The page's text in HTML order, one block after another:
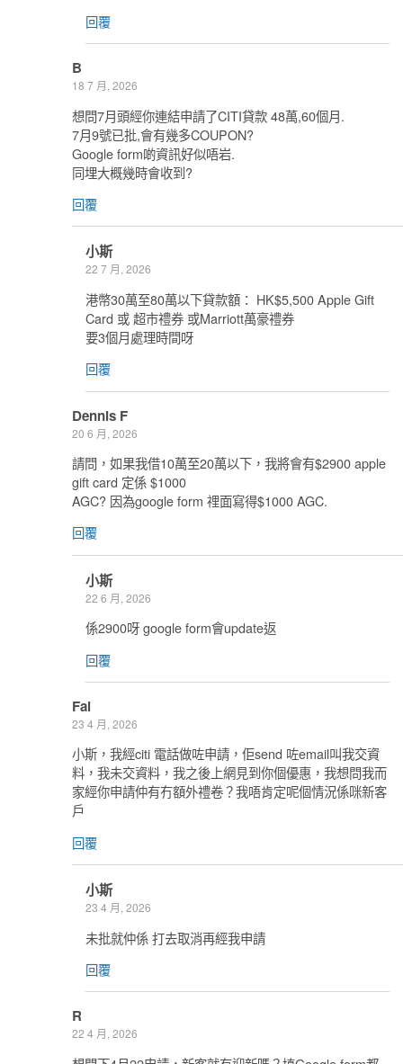
回覆
B
18 7 月, 2026
想問7月頭經你連結申請了CITI貸款 48萬,60個月.
7月9號已批,會有幾多COUPON?
Google form啲資訊好似唔岩.
同埋大概幾時會收到?
回覆
小斯
22 7 月, 2026
港幣30萬至80萬以下貸款額： HK$5,500 Apple Gift
Card 或 超市禮券 或Marriott萬豪禮券
要3個月處理時間呀
回覆
Dennis F
20 6 月, 2026
請問，如果我借10萬至20萬以下，我將會有$2900 apple
gift card 定係 $1000
AGC? 因為google form 𥚃面寫得$1000 AGC.
回覆
小斯
22 6 月, 2026
係2900呀 google form會update返
回覆
Fai
23 4 月, 2026
小斯，我經citi 電話做咗申請，佢send 咗email叫我交資
料，我未交資料，我之後上網見到你個優惠，我想問我而
家經你申請仲有冇額外禮卷？我唔肯定呢個情況係咪新客
戶
回覆
小斯
23 4 月, 2026
未批就仲係 打去取消再經我申請
回覆
R
22 4 月, 2026